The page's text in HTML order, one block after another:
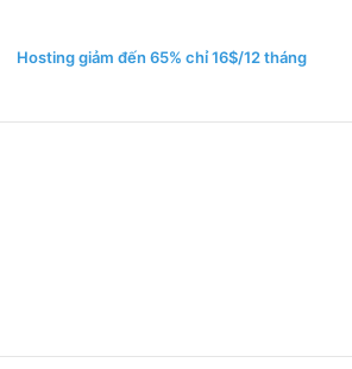
h
Hosting giảm đến 65% chỉ 16$/12 tháng